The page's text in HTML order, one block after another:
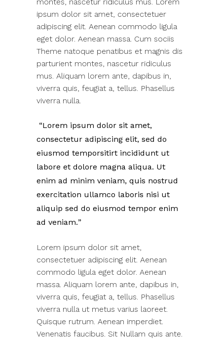
ipsum dolor sit amet, consectetuer
adipiscing elit. Aenean commodo ligula
eget dolor. Aenean massa. Cum sociis
Theme natoque penatibus et magnis dis
parturient montes, nascetur ridiculus
mus. Aliquam lorem ante, dapibus in,
viverra quis, feugiat a, tellus. Phasellus
viverra nulla.
Lorem ipsum dolor sit amet,
consectetur adipiscing elit, sed do
eiusmod temporsitirt incididunt ut
labore et dolore magna aliqua. Ut
enim ad minim veniam, quis nostrud
exercitation ullamco laboris nisi ut
aliquip sed do eiusmod tempor enim
ad veniam.
Lorem ipsum dolor sit amet,
consectetuer adipiscing elit. Aenean
commodo ligula eget dolor. Aenean
massa. Aliquam lorem ante, dapibus in,
viverra quis, feugiat a, tellus. Phasellus
viverra nulla ut metus varius laoreet.
Quisque rutrum. Aenean imperdiet.
Venenatis faucibus. Sit Nullam quis ante.